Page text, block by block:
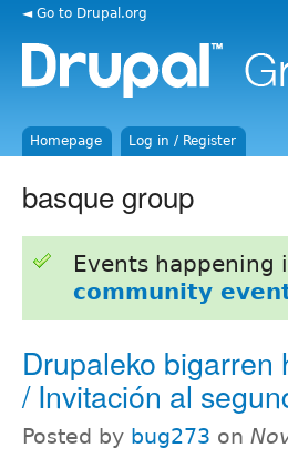
◄ Go to Drupal.org
Homepage Log in / Register
basque group
Events
community
Drupaleko
/ Invitación al
Posted by bug273 on